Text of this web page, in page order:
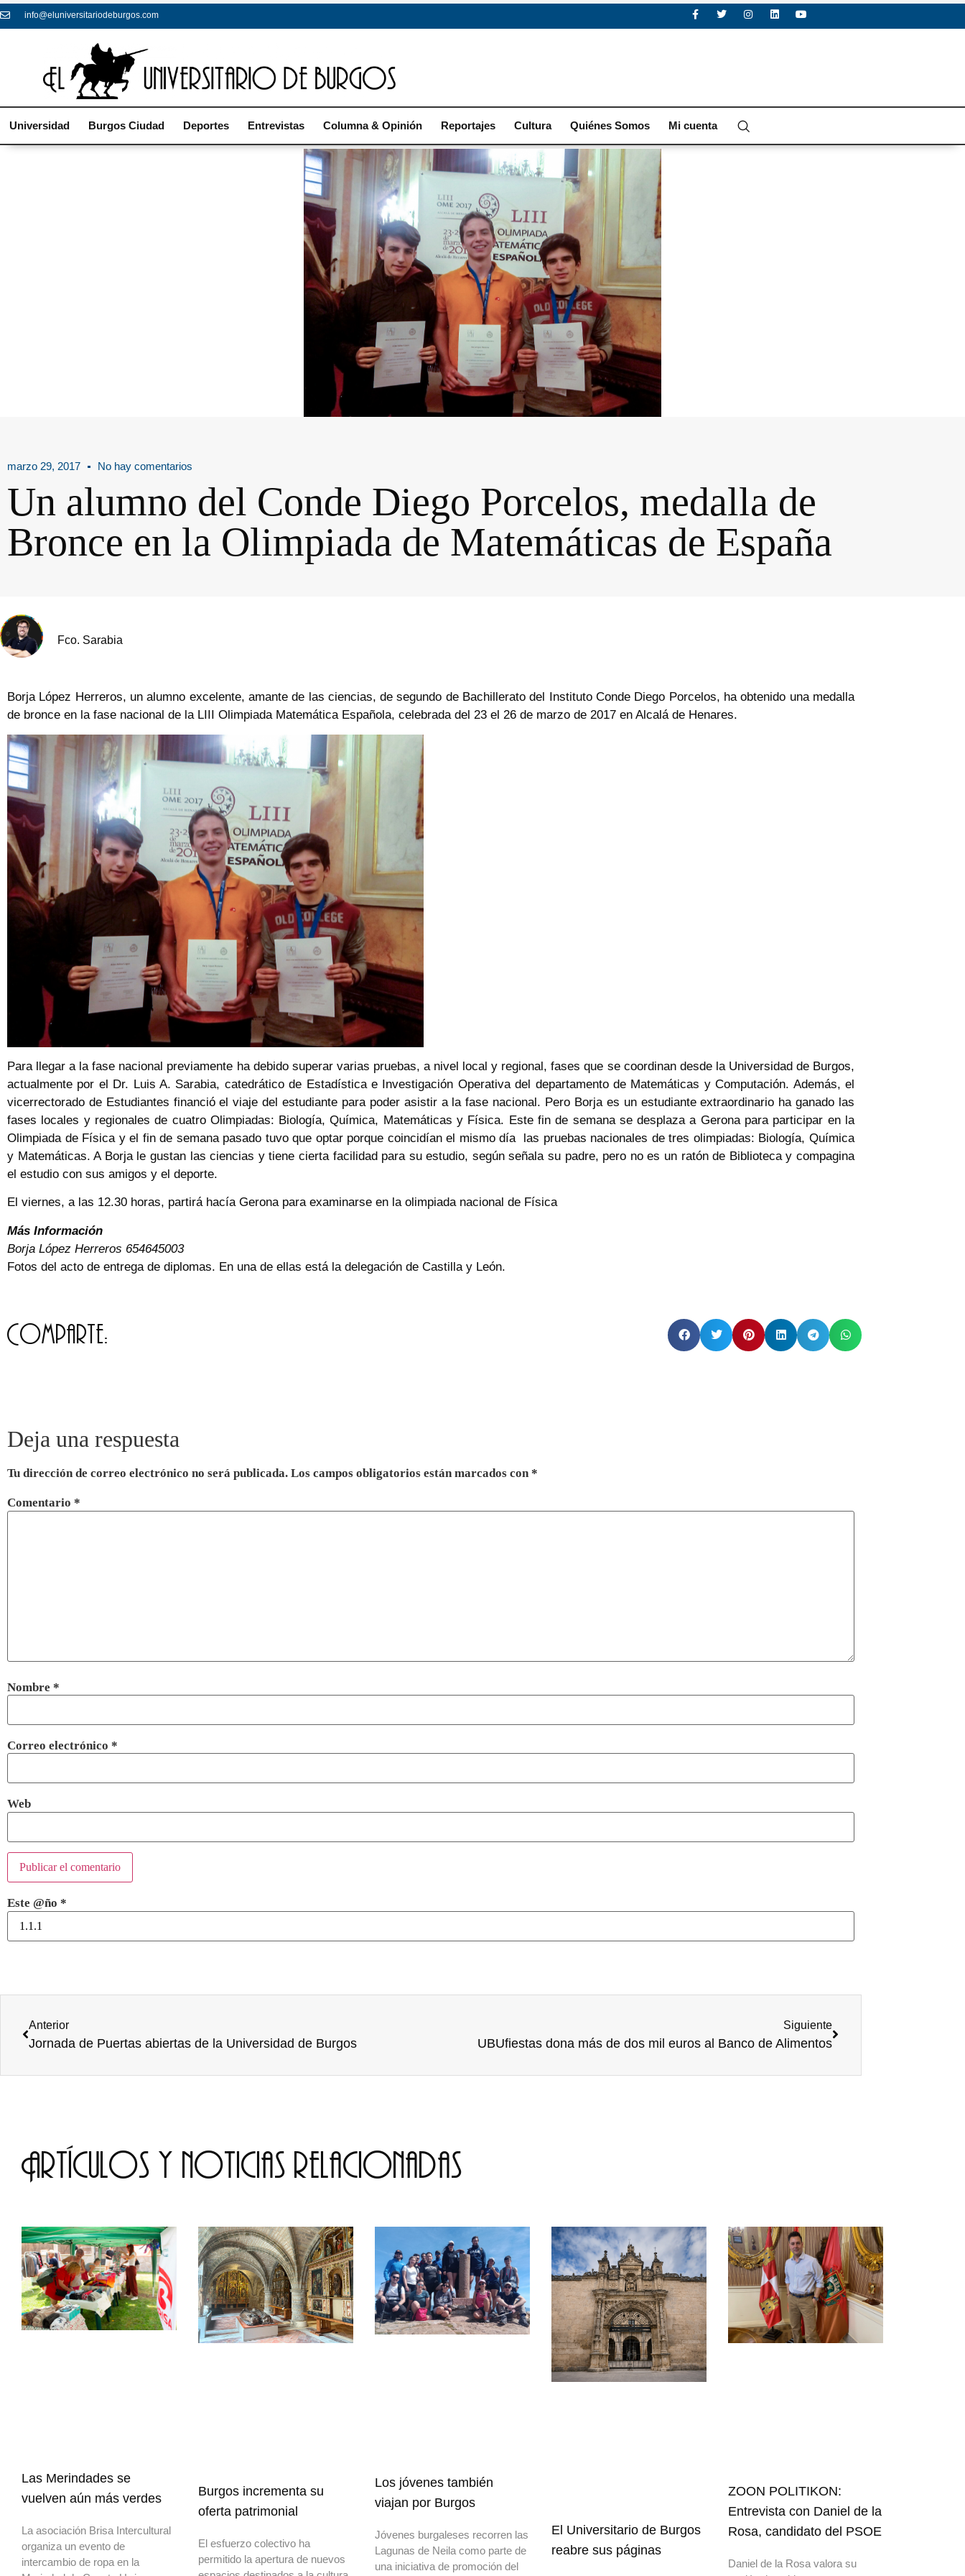
info@eluniversitariodeburgos.com
Universidad Burgos Ciudad Deportes Entrevistas Columna & Opinión Reportajes Cultura Quiénes Somos Mi cuenta
marzo 29, 2017 No hay comentarios
Un alumno del Conde Diego Porcelos, medalla de
Bronce en la Olimpiada de Matemáticas de España
Fco. Sarabia
Borja López Herreros, un alumno excelente, amante de las ciencias, de segundo de Bachillerato del Instituto Conde Diego Porcelos, ha obtenido una medalla
de bronce en la fase nacional de la LIII Olimpiada Matemática Española, celebrada del 23 el 26 de marzo de 2017 en Alcalá de Henares.
Para llegar a la fase nacional previamente ha debido superar varias pruebas, a nivel local y regional, fases que se coordinan desde la Universidad de Burgos,
actualmente por el Dr. Luis A. Sarabia, catedrático de Estadística e Investigación Operativa del departamento de Matemáticas y Computación. Además, el
vicerrectorado de Estudiantes financió el viaje del estudiante para poder asistir a la fase nacional. Pero Borja es un estudiante extraordinario ha ganado las
fases locales y regionales de cuatro Olimpiadas: Biología, Química, Matemáticas y Física. Este fin de semana se desplaza a Gerona para participar en la
Olimpiada de Física y el fin de semana pasado tuvo que optar porque coincidían el mismo día las pruebas nacionales de tres olimpiadas: Biología, Química
y Matemáticas. A Borja le gustan las ciencias y tiene cierta facilidad para su estudio, según señala su padre, pero no es un ratón de Biblioteca y compagina
el estudio con sus amigos y el deporte.
El viernes, a las 12.30 horas, partirá hacía Gerona para examinarse en la olimpiada nacional de Física
Más Información
Borja López Herreros 654645003
Fotos del acto de entrega de diplomas. En una de ellas está la delegación de Castilla y León.
Comparte:
Deja una respuesta
Tu dirección de correo electrónico no será publicada. Los campos obligatorios están marcados con*
Comentario *
Nombre *
Correo electrónico *
Web
Este @ño *
Anterior
Jornada de Puertas abiertas de la Universidad de Burgos
Siguiente
UBUfiestas dona más de dos mil euros al Banco de Alimentos
Artículos y noticias relacionadas
Las Merindades se
vuelven aún más verdes
La asociación Brisa Intercultural
organiza un evento de
intercambio de ropa en la
Burgos incrementa su
oferta patrimonial
El esfuerzo colectivo ha
permitido la apertura de nuevos
Los jóvenes también
viajan por Burgos
Jóvenes burgaleses recorren las
Lagunas de Neila como parte de
una iniciativa de promoción del
El Universitario de Burgos
reabre sus páginas
ZOON POLITIKON:
Entrevista con Daniel de la
Rosa, candidato del PSOE
Daniel de la Rosa valora su